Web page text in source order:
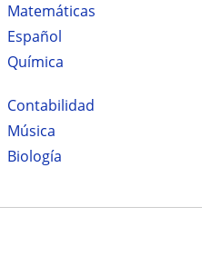
Matemáticas
Español
Química
Contabilidad
Música
Biología